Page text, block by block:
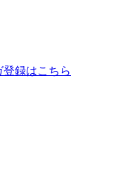
登録はこちら